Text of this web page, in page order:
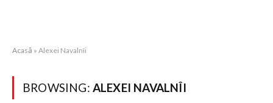
Acasă » Alexei Navalnîi
BROWSING: ALEXEI NAVALNÎI